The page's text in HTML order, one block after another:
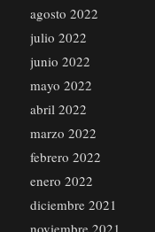
agosto 2022
julio 2022
junio 2022
mayo 2022
abril 2022
marzo 2022
febrero 2022
enero 2022
diciembre 2021